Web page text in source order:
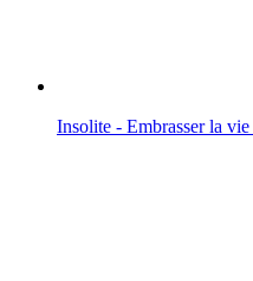
Insolite - Embrasser la